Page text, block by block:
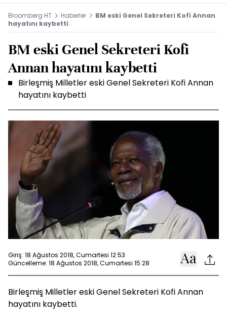
Bloomberg HT Haberler
BM eski Genel Sekreteri Kofi Annan
hayatını kaybetti
BM eski Genel Sekreteri Kofi
Annan hayatını kaybetti
Birleşmiş Milletler eski Genel Sekreteri Kofi Annan
hayatını kaybetti
Giriş: 18 Ağustos 2018, Cumartesi 12:53
Güncelleme: 18 Ağustos 2018, Cumartesi 15:28
Birleşmiş Milletler eski Genel Sekreteri Kofi Annan
hayatını kaybetti.